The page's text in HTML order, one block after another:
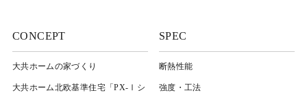
CONCEPT
大共ホームの家づくり
大共ホーム北欧基準住宅「PX-Ⅰシ
SPEC
断熱性能
強度・工法